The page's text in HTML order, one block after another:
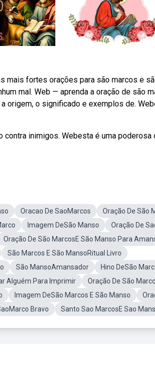
mais fortes orações para são marcos e
mal. Web — aprenda a oração de são
origem, o significado e exemplos de.
inimigos. Webesta é uma poderosa
Oracao De SaoMarcos
Oração De São
Imagem DeSão Manso
Oração De
Oração De São MarcosE São Manso Para
São Marcos E São MansoRitual Livro
São MansoAmansador Hino DeSão
Alguém Para Imprimir
Oração De São
Imagem DeSão Marcos E São Manso
Bravo Santo Sao MarcosE Sao